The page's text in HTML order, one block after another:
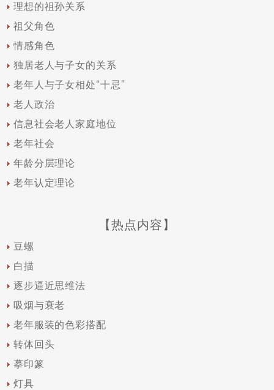
理想的祖孙关系
祖父角色
情感角色
独居老人与子女的关系
老年人与子女相处“十忌”
老人政治
信息社会老人家庭地位
老年社会
年龄分层理论
老年认定理论
【热点内容】
豆螺
白描
逐步逼近思维法
吸烟与衰老
老年服装的色彩搭配
转体回头
摹印篆
灯具